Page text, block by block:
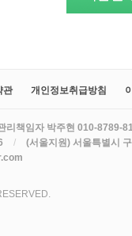
관 개인정보취급방침
리책임자 박주현 010-8789-
/
(서울지원) 서울특별시